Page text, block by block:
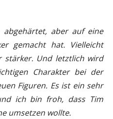
abgehärtet, aber auf eine
gemacht hat. Vielleicht
stärker. Und letztlich wird
Charakter bei der
Figuren. Es ist ein sehr
ich bin froh, dass Tim
umsetzen wollte.